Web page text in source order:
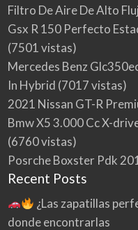
Filtro De Aire De Alto
Gsx R 150 Perfecto
(7501 vistas)
Mercedes Benz
In Hybrid (7017 vistas)
2021 Nissan GT-R
Bmw X5 3.000 Cc X-
(6760 vistas)
Posrche Boxster Pdk
Recent Posts
¿Las zapatillas
donde encontrarlas